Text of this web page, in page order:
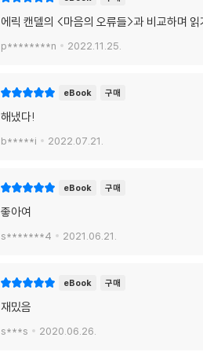
에릭 캔델의 <마음의 오류들>과 비교하며
p********n 2022.11.25.
eBook 구매
해냈다!
b*****i 2022.07.21.
eBook 구매
좋아여
s*******4 2021.06.21.
eBook 구매
재밌음
s***s 2020.06.26.